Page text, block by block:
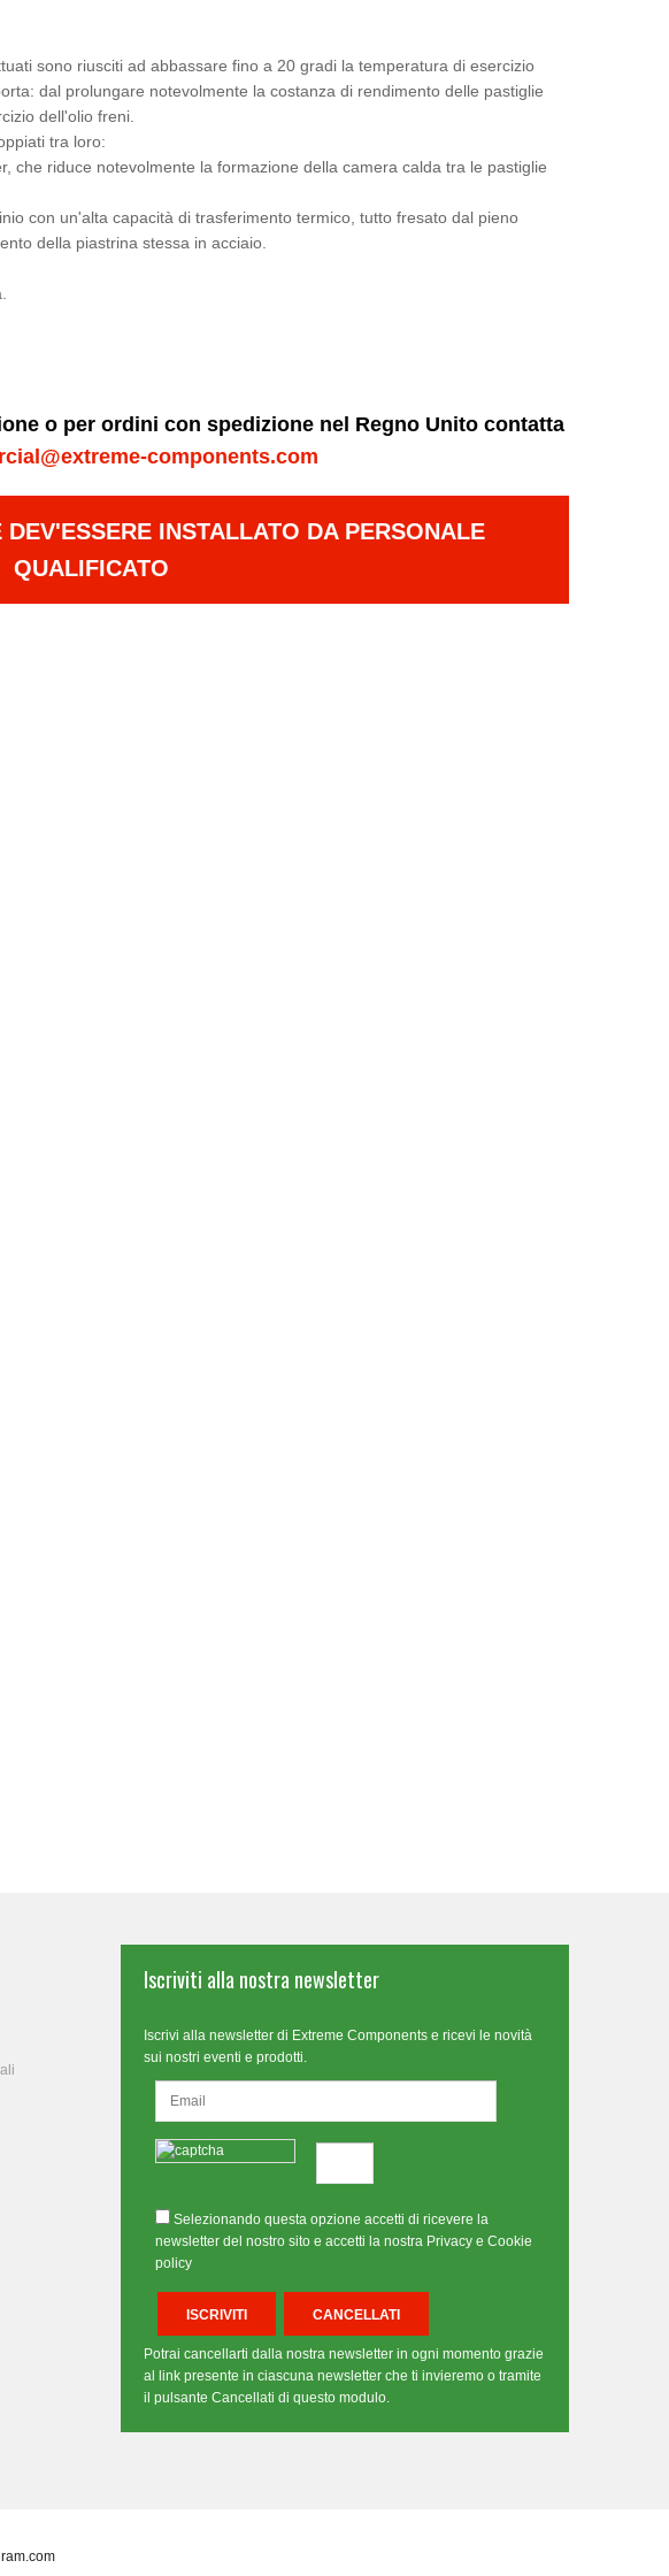
sono riusciti ad abbassare fino a 20 gradi la temperatura di esercizio
dal prolungare notevolmente la costanza di rendimento delle pastiglie
dell'olio freni.
tra loro:
che riduce notevolmente la formazione della camera calda tra le pastiglie
con un'alta capacità di trasferimento termico, tutto fresato dal pieno
della piastrina stessa in acciaio.
o per ordini con spedizione nel Regno Unito contatta
components.com
INSTALLATO DA PERSONALE
QUALIFICATO
Iscriviti alla nostra newsletter
Iscrivi alla newsletter di Extreme Components e ricevi le novità
sui nostri eventi e prodotti.
Selezionando questa opzione accetti di ricevere la
newsletter del nostro sito e accetti la nostra Privacy e Cookie
policy
Potrai cancellarti dalla nostra newsletter in ogni momento grazie
al link presente in ciascuna newsletter che ti invieremo o tramite
il pulsante Cancellati di questo modulo.